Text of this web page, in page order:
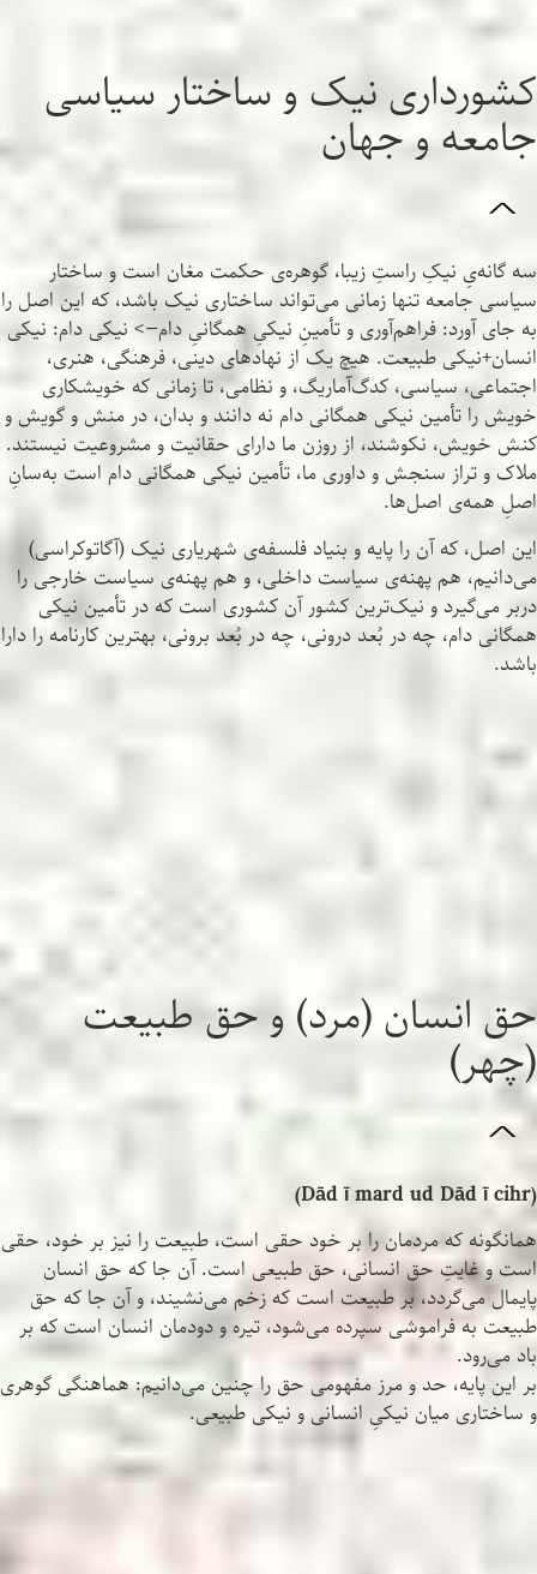
کشورداری نیک و ساختار سیاسی
جامعه و جهان
^
سه گانه‌یِ نیکِ راستِ زیبا، گوهره‌ی حکمت مغان است و ساختار
سیاسی جامعه تنها زمانی می‌تواند ساختاری نیک باشد، که این اصل را
به جای آورد: فراهم‌آوری و تأمینِ نیکیِ همگانیِ دام—> نیکی دام: نیکی
انسان+نیکی طبیعت. هیچ یک از نهادهای دینی، فرهنگی، هنری،
اجتماعی، سیاسی، کدگ‌آماریگ، و نظامی، تا زمانی که خویشکاری
خویش را تأمین نیکی همگانی دام نه دانند و بدان، در منش و گویش و
کنش خویش، نکوشند، از روزن ما دارای حقانیت و مشروعیت نیستند.
ملاک و تراز سنجش و داوری ما، تأمین نیکی همگانی دام است به‌سانِ
اصلِ همه‌ی اصل‌ها.
این اصل، که آن را پایه و بنیاد فلسفه‌ی شهریاری نیک (آگاتوکراسی)
می‌دانیم، هم پهنه‌ی سیاست داخلی، و هم پهنه‌ی سیاست خارجی را
دربر می‌گیرد و نیک‌ترین کشور آن کشوری است که در تأمین نیکی
همگانی دام، چه در بُعد درونی، چه در بُعد برونی، بهترین کارنامه را دارا
باشد.
حق انسان (مرد) و حق طبیعت
(چهر)
^
(Dād ī mard ud Dād ī cihr)
همانگونه که مردمان را بر خود حقی است، طبیعت را نیز بر خود، حقی
است و غایتِ حق انسانی، حق طبیعی است. آن جا که حق انسان
پایمال می‌گردد، بر طبیعت است که زخم می‌نشیند، و آن جا که حق
طبیعت به فراموشی سپرده می‌شود، تیره و دودمان انسان است که بر
باد می‌رود.
بر این پایه، حد و مرز مفهومی حق را چنین می‌دانیم: هماهنگی گوهری
و ساختاری میان نیکیِ انسانی و نیکی طبیعی.